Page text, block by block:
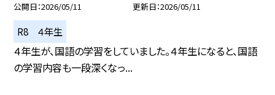
公開日 2026/05/11 更新日 2026/05/11
R8 ４年生
４年生が、国語の学習をしていました。４年生になると、国語
の学習内容も一段深くなっ...